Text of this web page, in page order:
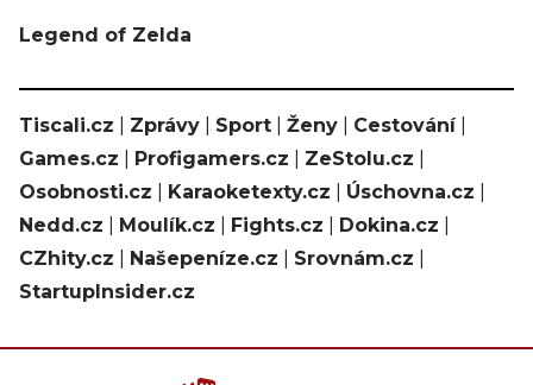
Legend of Zelda
Tiscali.cz Zprávy Sport Ženy Cestování|
Games.cz
Profigamers.cz ZeStolu.cz
Osobnosti.cz
Karaoketexty.cz Úschovna.cz
Nedd.cz
Moulík.cz Fights.cz Dokina.cz
CZhity.cz
Našepeníze.cz Srovnám.cz
StartupInsider.cz